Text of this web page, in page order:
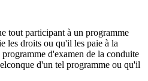
tout participant à un programme
les droits ou qu'il les paie à la
d'examen de la conduite
d'un tel programme ou qu'il